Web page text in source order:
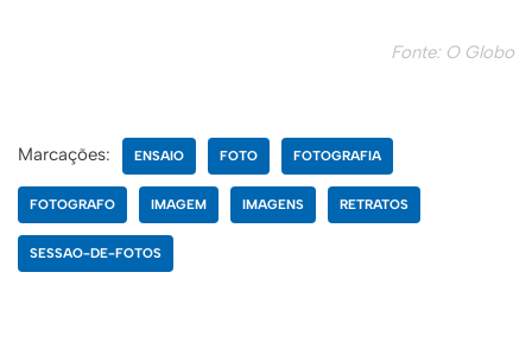
Fonte: O Globo
Marcações: ENSAIO FOTO FOTOGRAFIA
FOTOGRAFO IMAGEM IMAGENS RETRATOS
SESSAO-DE-FOTOS